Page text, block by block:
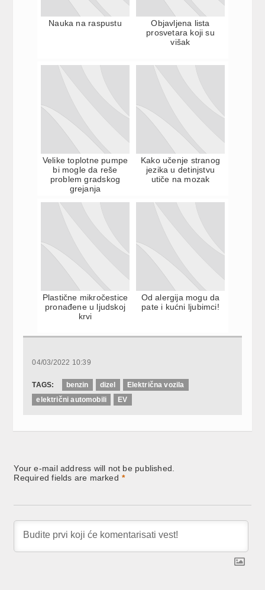
Nauka na raspustu
Objavljena lista
prosvetara koji su
višak
Velike toplotne pumpe
bi mogle da reše
problem gradskog
grejanja
Kako učenje stranog
jezika u detinjstvu
utiče na mozak
Plastične mikročestice
pronađene u ljudskoj
krvi
Od alergija mogu da
pate i kućni ljubimci!
04/03/2022 10:39
TAGS: benzin dizel
Električna vozila
električni automobili
EV
Your e-mail address will not be published.
Required fields are marked *